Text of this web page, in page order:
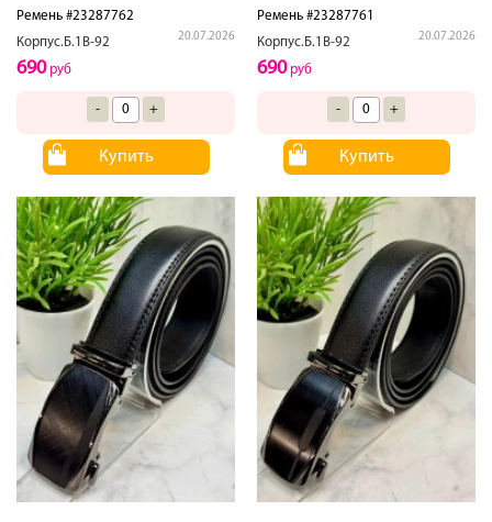
Ремень #23287762
Корпус.Б.1В-92
20.07.2026
690руб
- +
Купить
Ремень #23287761
Корпус.Б.1В-92
20.07.2026
690руб
- +
Купить